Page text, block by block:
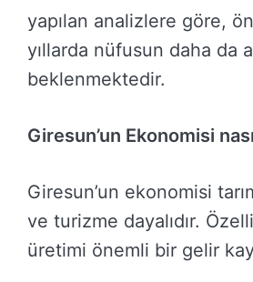
yapılan analizlere göre,
yıllarda nüfusun daha da
beklenmektedir.
Giresun’un Ekonomisi
Giresun’un ekonomisi
ve turizme dayalıdır.
üretimi önemli bir gelir